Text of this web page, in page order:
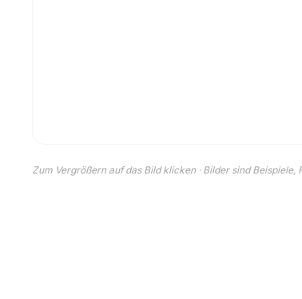
Zum Vergrößern auf das Bild klicken · Bilder sind Beispiele,